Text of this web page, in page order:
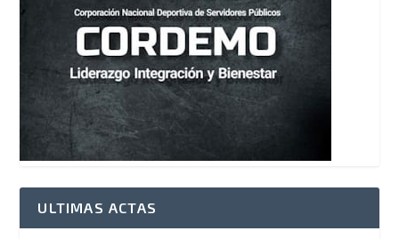
ULTIMAS ACTAS